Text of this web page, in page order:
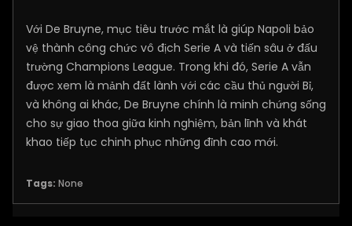
Với De Bruyne, mục tiêu trước mắt là giúp Napoli bảo
vệ thành công chức vô địch Serie A và tiến sâu ở đấu
trường Champions League. Trong khi đó, Serie A vẫn
được xem là mảnh đất lành với các cầu thủ người Bỉ,
và không ai khác, De Bruyne chính là minh chứng sống
cho sự giao thoa giữa kinh nghiệm, bản lĩnh và khát
khao tiếp tục chinh phục những đỉnh cao mới.
Tags: None